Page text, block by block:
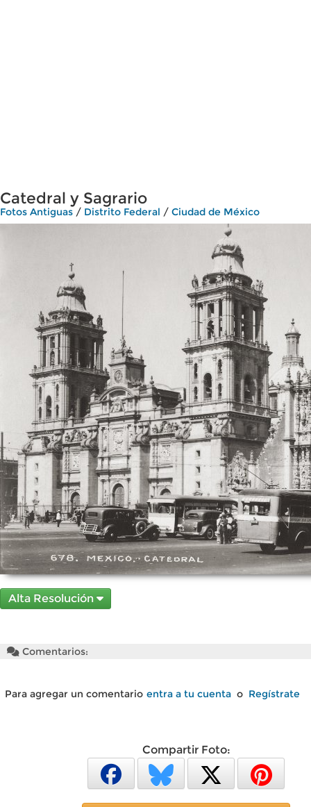
Catedral y Sagrario
Fotos Antiguas / Distrito Federal / Ciudad de México
Alta Resolución
Comentarios:
Para agregar un comentario entra a tu cuenta o Regístrate
Compartir Foto: